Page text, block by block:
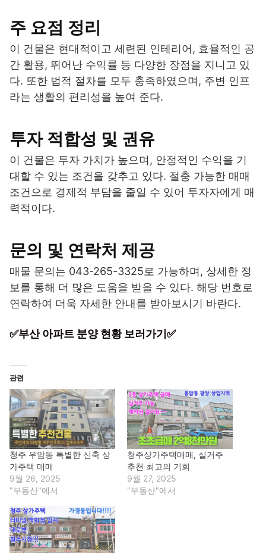
주 요점 정리
이 건물은 현대적이고 세련된 인테리어, 효율적인 공
간 활용, 뛰어난 수익률 등 다양한 장점을 지니고 있
다. 또한 법적 절차를 모두 충족하였으며, 주변 인프
라는 생활의 편리성을 높여 준다.
투자 적합성 및 권유
이 건물은 투자 가치가 높으며, 안정적인 수익을 기
대할 수 있는 조건을 갖추고 있다. 절충 가능한 매매
조건으로 경제적 부담을 줄일 수 있어 투자자에게 매
력적이다.
문의 및 연락처 제공
매물 문의는 043-265-3325로 가능하며, 상세한 정
보를 통해 더 많은 도움을 받을 수 있다. 해당 번호로
연락하여 더욱 자세한 안내를 받아보시기 바란다.
✅부산 아파트 분양 현황 보러가기✅
관련
청주 우암동 특별한 신축 상
가주택 매매
9월 26, 2025
"부동산"에서
청주상가주택매매, 실거주
추천 최고의 기회
9월 27, 2025
"부동산"에서